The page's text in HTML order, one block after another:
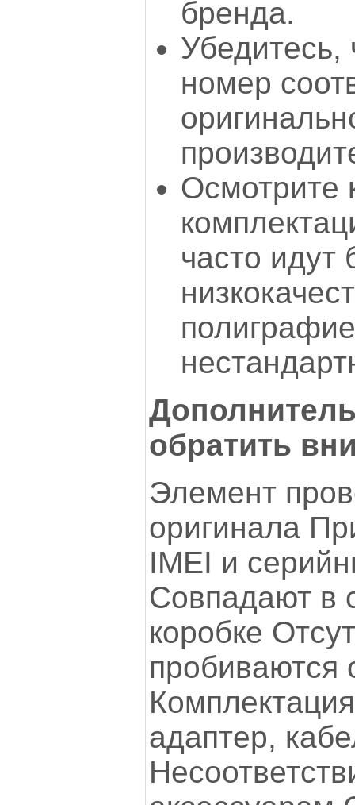
бренда.
Убедитесь,
номер
Осмотрите
часто идут
обратить
Элемент
оригинала
IMEI и
Совпадают в
коробке
пробиваются
адаптер,